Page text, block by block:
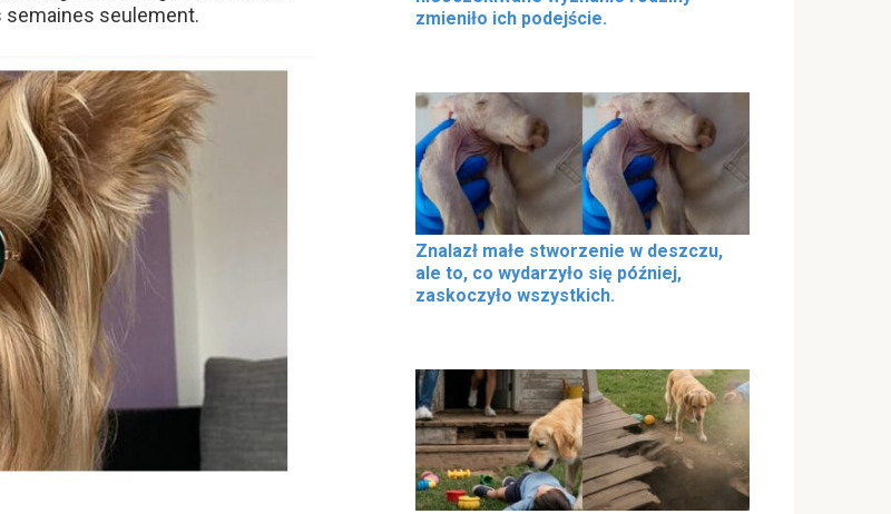
semaines seulement.
zmieniło ich podejście.
Znalazł małe stworzenie w deszczu,
ale to, co wydarzyło się później,
zaskoczyło wszystkich.